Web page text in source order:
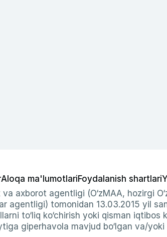
Aloqa ma'lumotlariFoydalanish shartlari
axborot agentligi (O‘zMAA, hozirgi
agentligi) tomonidan 13.03.2015 yil
to‘liq ko‘chirish yoki qisman
giperhavola mavjud bo‘lgan va/